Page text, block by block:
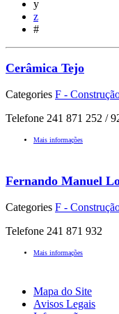
y
z
#
Cerâmica Tejo
Categories F -
Telefone 241 871 252 /
Mais informações
Fernando Manuel
Categories F -
Telefone 241 871 932
Mais informações
Mapa do Site
Avisos Legais